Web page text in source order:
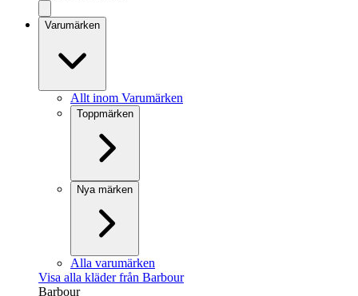
Varumärken
Allt inom Varumärken
Toppmärken
Nya märken
Alla varumärken
Visa alla kläder från Barbour
Barbour